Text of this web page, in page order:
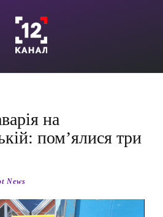
на
пом’ялися три
News